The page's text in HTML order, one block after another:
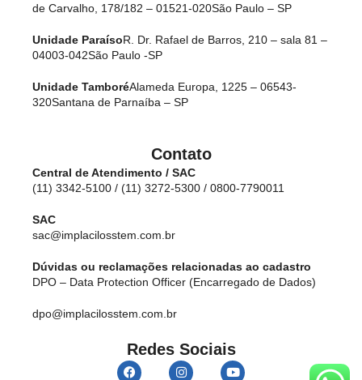
de Carvalho, 178/182 – 01521-020São Paulo – SP
Unidade ParaísoR. Dr. Rafael de Barros, 210 – sala 81 –
04003-042São Paulo -SP
Unidade TamboréAlameda Europa, 1225 – 06543-
320Santana de Parnaíba – SP
Contato
Central de Atendimento / SAC
(11) 3342-5100 / (11) 3272-5300 / 0800-7790011
SAC
sac@implacilosstem.com.br
Dúvidas ou reclamações relacionadas ao cadastro
DPO – Data Protection Officer (Encarregado de Dados)
dpo@implacilosstem.com.br
Redes Sociais